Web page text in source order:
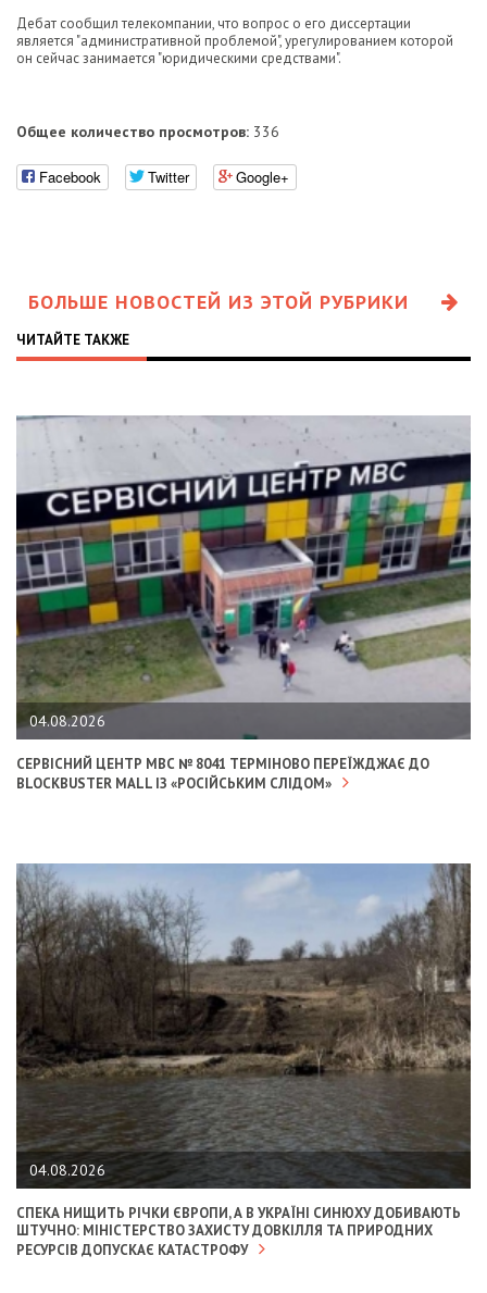
Дебат сообщил телекомпании, что вопрос о его диссертации
является "административной проблемой", урегулированием которой
он сейчас занимается "юридическими средствами".
Общее количество просмотров: 336
Facebook Twitter Google+
БОЛЬШЕ НОВОСТЕЙ ИЗ ЭТОЙ РУБРИКИ
ЧИТАЙТЕ ТАКЖЕ
04.08.2026
СЕРВІСНИЙ ЦЕНТР МВС № 8041 ТЕРМІНОВО ПЕРЕЇЖДЖАЄ ДО
BLOCKBUSTER MALL ІЗ «РОСІЙСЬКИМ СЛІДОМ»
04.08.2026
СПЕКА НИЩИТЬ РІЧКИ ЄВРОПИ, А В УКРАЇНІ СИНЮХУ ДОБИВАЮТЬ
ШТУЧНО: МІНІСТЕРСТВО ЗАХИСТУ ДОВКІЛЛЯ ТА ПРИРОДНИХ
РЕСУРСІВ ДОПУСКАЄ КАТАСТРОФУ